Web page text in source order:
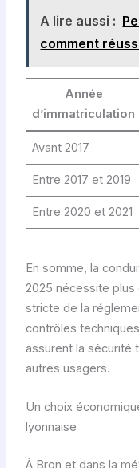
A lire aussi :
comment
Année
d’immatriculation
Avant 2017
Entre 2017 et 2019
Entre 2020 et 2021
En somme, la
2025 nécessite plus
stricte de la
contrôles
assurent la sécurité
autres usagers.
Un choix
lyonnaise
À Bron et dans la